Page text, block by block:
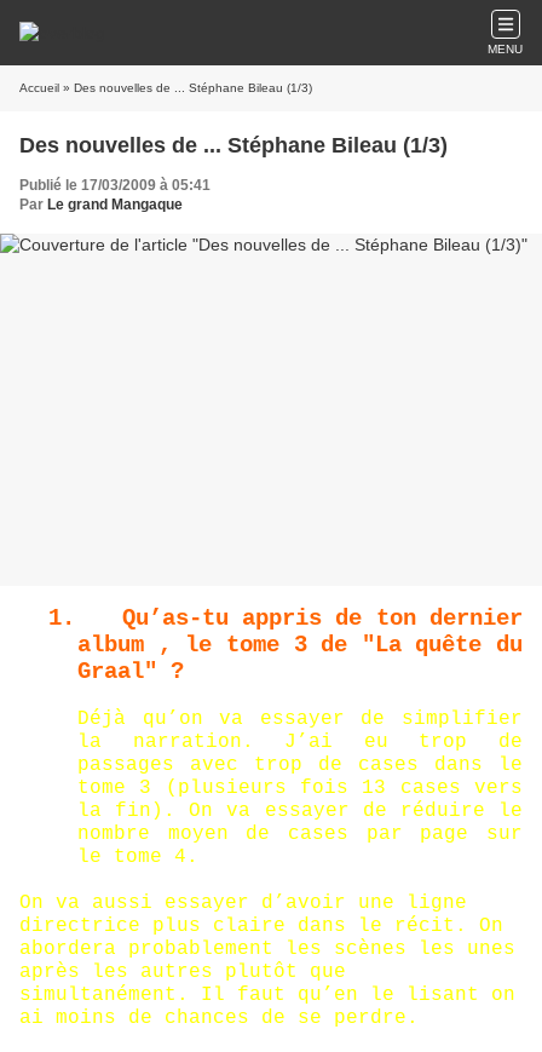
MENU
Accueil » Des nouvelles de ... Stéphane Bileau (1/3)
Des nouvelles de ... Stéphane Bileau (1/3)
Publié le 17/03/2009 à 05:41
Par Le grand Mangaque
1.
Qu’as-tu appris de ton dernier
album , le tome 3 de "La quête du
Graal" ?
Déjà qu’on va essayer de simplifier
la narration. J’ai eu trop de
passages avec trop de cases dans le
tome 3 (plusieurs fois 13 cases vers
la fin). On va essayer de réduire le
nombre moyen de cases par page sur
le tome 4.
On va aussi essayer d’avoir une ligne
directrice plus claire dans le récit. On
abordera probablement les scènes les unes
après les autres plutôt que
simultanément. Il faut qu’en le lisant on
ai moins de chances de se perdre.